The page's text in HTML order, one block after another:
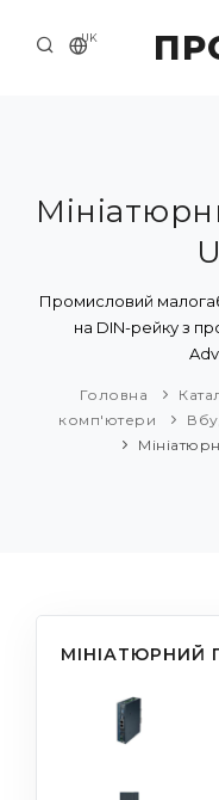
UK
ПРО НАС
ПРИКЛАДИ ТА
КАТАЛОГ
Промисловий
на DIN-рейку з
Головна
комп'ютери
МІНІАТЮРНИЙ